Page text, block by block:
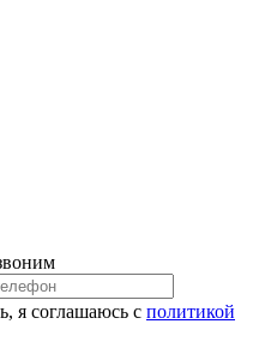
я соглашаюсь с политикой